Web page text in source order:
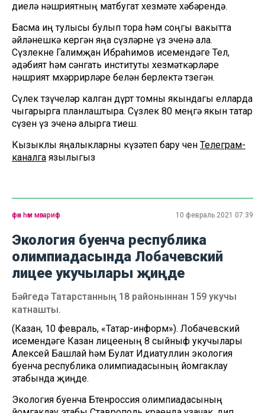
диелә нәшриятның матбугат хезмәте хәбәрендә.
Басма иң тулысы булып тора һәм соңгы вакытта
әйләнешкә кергән яңа сүзләрне үз эченә ала.
Сүзлекне Галимҗан Ибраһимов исемендәге Тел,
әдәбият һәм сәнгать институты хезмәткәрләре
нәшрият мөхәррирләре белән берлектә төзегән.
Сүлек төзүчеләр калган дүрт томны якындагы елларда
чыгарырга планлаштыра. Сүзлек 80 меңгә якын татар
сүзен үз эченә алырга тиеш.
Кызыклы яңалыкларны күзәтеп бару өчен Телеграм-
каналга язылыгыз
фән һәм мәгариф 10 февраль 2021 07:39
Экология буенча республика
олимпиадасында Лобачевский
лицее укучылары җиңде
Бәйгедә Татарстанның 18 районыннан 159 укучы
катнашты.
(Казан, 10 февраль, «Татар-информ»). Лобачевский
исемендәге Казан лицееның 8 сыйныф укучылары
Алексей Башлай һәм Булат Идиатуллин экология
буенча республика олимпиадасының йомгаклау
этабында җиңде.
Экология буенча Бөтенроссия олимпиадасының